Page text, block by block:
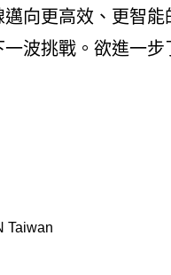
向更高效、更智
波挑戰。欲進一
Taiwan